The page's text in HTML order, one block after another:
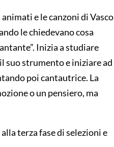
e le canzoni di Vasco
le chiedevano cosa
Inizia a studiare
suo strumento e iniziare ad
poi cantautrice. La
o un pensiero, ma
terza fase di selezioni e